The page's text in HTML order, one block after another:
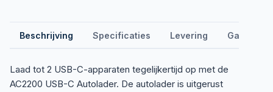
Beschrijving Specificaties Levering Garantie
Laad tot 2 USB-C-apparaten tegelijkertijd op met de
AC2200 USB-C Autolader. De autolader is uitgerust